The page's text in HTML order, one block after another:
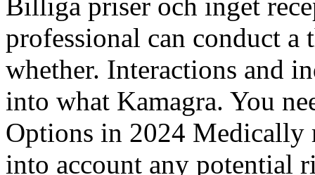
professional can conduct a
whether. Interactions and
into what Kamagra. You
Options in 2024
into account any potential